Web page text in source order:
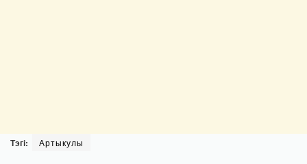
Тэгі: Артыкулы